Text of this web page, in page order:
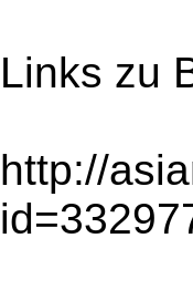
Links zu
http://